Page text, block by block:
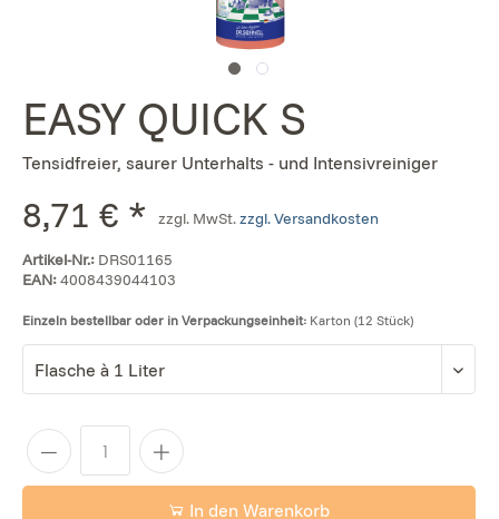
EASY QUICK S
Tensidfreier, saurer Unterhalts - und Intensivreiniger
8,71 € * zzgl. MwSt.zzgl. Versandkosten
Artikel-Nr.: DRS01165
EAN:4008439044103
Einzeln bestellbar oder in Verpackungseinheit: Karton (12 Stück)
In den Warenkorb